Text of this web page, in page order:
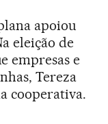
apoiou
eleição de
empresas e
Tereza
cooperativa.